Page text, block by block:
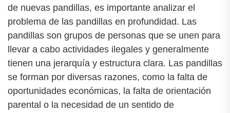
de nuevas pandillas, es importante analizar el
problema de las pandillas en profundidad. Las
pandillas son grupos de personas que se unen para
llevar a cabo actividades ilegales y generalmente
tienen una jerarquía y estructura clara. Las pandillas
se forman por diversas razones, como la falta de
oportunidades económicas, la falta de orientación
parental o la necesidad de un sentido de